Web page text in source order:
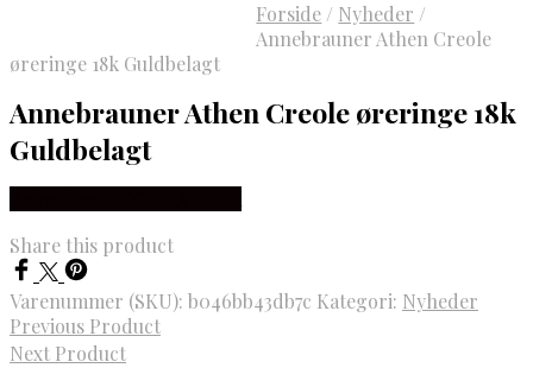
Forside / Nyheder /
Annebrauner Athen Creole
øreringe 18k Guldbelagt
Annebrauner Athen Creole øreringe 18k
Guldbelagt
Share this product
Varenummer (SKU): b046bb43db7c Kategori: Nyheder
Previous Product
Next Product